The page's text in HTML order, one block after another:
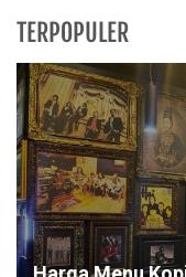
TERPOPULER